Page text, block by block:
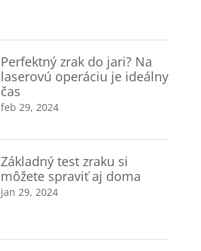
Perfektný zrak do jari? Na
laserovú operáciu je ideálny
čas
feb 29, 2024
Základný test zraku si
môžete spraviť aj doma
jan 29, 2024